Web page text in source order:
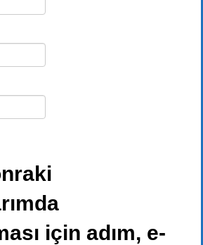
için adım, e-